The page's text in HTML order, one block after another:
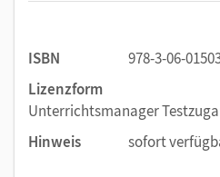
ISBN
978-3-06-
Lizenzform
Unterrichtsmanager
Hinweis
sofort